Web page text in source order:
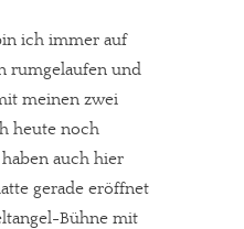
ich immer auf
rumgelaufen und
meinen zwei
heute noch
haben auch hier
gerade eröffnet
Bühne mit